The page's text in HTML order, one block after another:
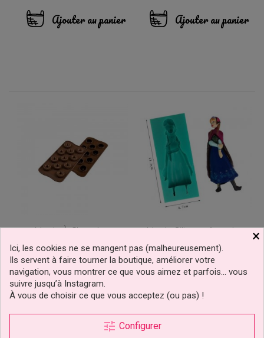
baseAjouter au panier Ajouter au panier
Moule À Chocolat
Prix
de
8,49 €
-20%
Prix
6,79 €
Ajouter au panier
Moule Silicone Anna La
Ajouter au panier
×
Ici, les cookies ne se mangent pas (malheureusement).
Ils servent à faire tourner la boutique, améliorer votre
navigation, vous montrer ce que vous aimez et parfois… vous
suivre jusqu’à Instagram.
À vous de choisir ce que vous acceptez (ou pas) !
tune Configurer